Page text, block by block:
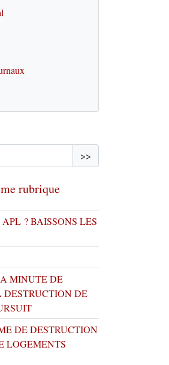
>>
rubrique
? BAISSONS LES
MINUTE DE
DESTRUCTION DE
DE DESTRUCTION
LOGEMENTS